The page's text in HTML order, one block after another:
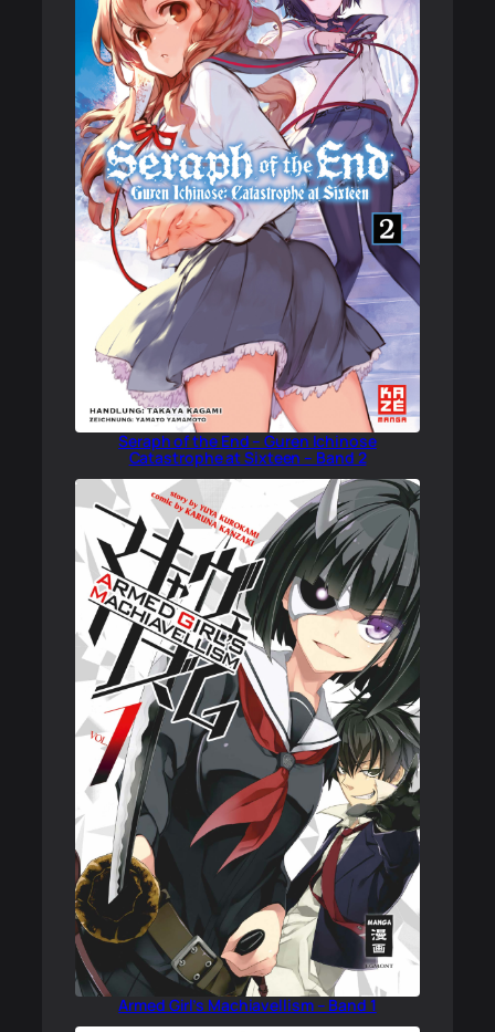
Seraph of the End – Guren Ichinose
Catastrophe at Sixteen – Band 2
Armed Girl’s Machiavellism – Band 1